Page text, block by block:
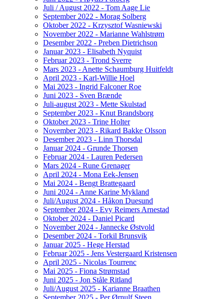
Juli / August 2022 - Tom Aage Lie
September 2022 - Morag Solberg
Oktober 2022 - Krzysztof Wasniewski
November 2022 - Marianne Wahlstrøm
Desember 2022 - Preben Dietrichson
Januar 2023 - Elisabeth Nyquist
Februar 2023 - Trond Sverre
Mars 2023 - Anette Schaumburg Huitfeldt
April 2023 - Karl-Willie Hoel
Mai 2023 - Ingrid Falconer Roe
Juni 2023 - Sven Brænde
Juli-august 2023 - Mette Skulstad
September 2023 - Knut Brandsborg
Oktober 2023 - Trine Holter
November 2023 - Rikard Bakke Olsson
Desember 2023 - Linn Thorsdal
Januar 2024 - Grunde Thorsen
Februar 2024 - Lauren Pedersen
Mars 2024 - Rune Grenager
April 2024 - Mona Eek-Jensen
Mai 2024 - Bengt Brattegaard
Juni 2024 - Anne Karine Mykland
Juli/August 2024 - Håkon Duesund
September 2024 - Evy Reimers Arnestad
Oktober 2024 - Daniel Picard
November 2024 - Jannecke Østvold
Desember 2024 - Torkil Brunsvik
Januar 2025 - Hege Herstad
Februar 2025 - Jens Vestergaard Kristensen
April 2025 - Nicolas Tourrenc
Mai 2025 - Fiona Strømstad
Juni 2025 - Jon Ståle Ritland
Juli/August 2025 - Karianne Braathen
September 2025 - Per Ørnulf Steen